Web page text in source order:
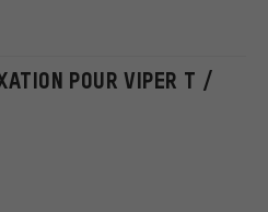
POUR VIPER T /